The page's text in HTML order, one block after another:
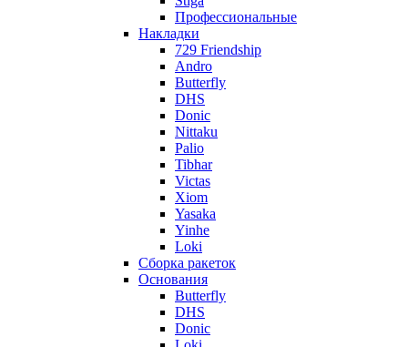
Профессиональные
Накладки
729 Friendship
Andro
Butterfly
DHS
Donic
Nittaku
Palio
Tibhar
Victas
Xiom
Yasaka
Yinhe
Loki
Сборка ракеток
Основания
Butterfly
DHS
Donic